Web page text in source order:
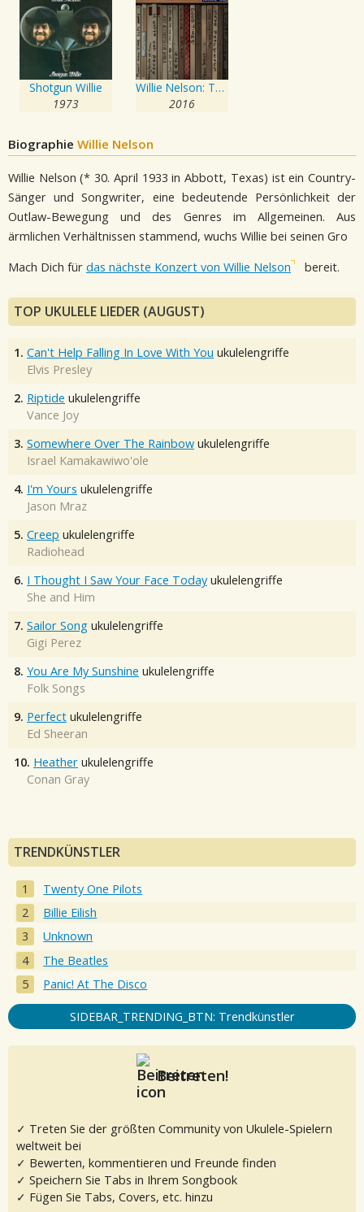
Shotgun Willie
1973
Willie Nelson: The Demos Project, Vol. One
2016
Biographie Willie Nelson
Willie Nelson (* 30. April 1933 in Abbott, Texas) ist ein Country-
Sänger und Songwriter, eine bedeutende Persönlichkeit der
Outlaw-Bewegung und des Genres im Allgemeinen. Aus
ärmlichen Verhältnissen stammend, wuchs Willie bei seinen Gro
Mach Dich für das nächste Konzert von Willie Nelson bereit.
TOP UKULELE LIEDER (AUGUST)
1. Can't Help Falling In Love With You ukulelengriffe
Elvis Presley
2. Riptide ukulelengriffe
Vance Joy
3. Somewhere Over The Rainbow ukulelengriffe
Israel Kamakawiwo'ole
4. I'm Yours ukulelengriffe
Jason Mraz
5. Creep ukulelengriffe
Radiohead
6. I Thought I Saw Your Face Today ukulelengriffe
She and Him
7. Sailor Song ukulelengriffe
Gigi Perez
8. You Are My Sunshine ukulelengriffe
Folk Songs
9. Perfect ukulelengriffe
Ed Sheeran
10. Heather ukulelengriffe
Conan Gray
TRENDKÜNSTLER
Twenty One Pilots
Billie Eilish
Unknown
The Beatles
Panic! At The Disco
SIDEBAR_TRENDING_BTN: Trendkünstler
Beitreten!
✓ Treten Sie der größten Community von Ukulele-Spielern
weltweit bei
✓ Bewerten, kommentieren und Freunde finden
✓ Speichern Sie Tabs in Ihrem Songbook
✓ Fügen Sie Tabs, Covers, etc. hinzu